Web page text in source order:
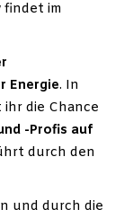
findet im
Energie. In
ihr die Chance
-Profis auf
durch den
und durch die